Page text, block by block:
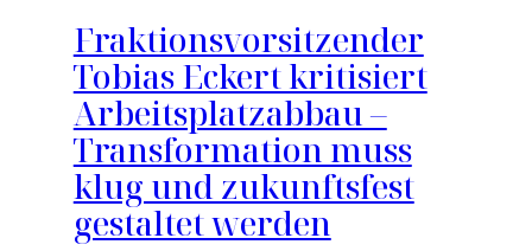
Fraktionsvorsitzender
Tobias Eckert kritisiert
Arbeitsplatzabbau –
Transformation muss
klug und zukunftsfest
gestaltet werden